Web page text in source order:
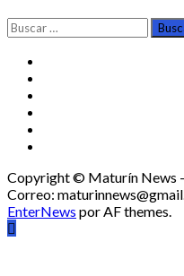
Buscar:
Copyright © Maturín News
Correo:
EnterNews por AF themes.